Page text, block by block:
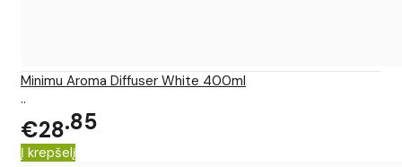
Minimu Aroma Diffuser White 400ml
..
€28 85
Į krepšelį